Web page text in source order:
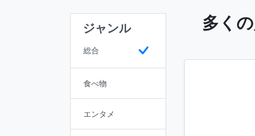
ジャンル
総合
食べ物
エンタメ
多く